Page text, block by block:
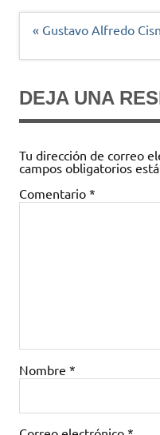
Navegación
« Gustavo Alfredo
DEJA UNA
Tu dirección de correo
campos obligatorios
Comentario *
Nombre *